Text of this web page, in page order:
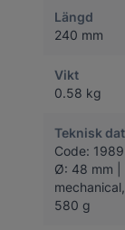
Längd
240 mm
Vikt
0.58 kg
Teknisk
Code:
Ø: 48 mm |
580 g